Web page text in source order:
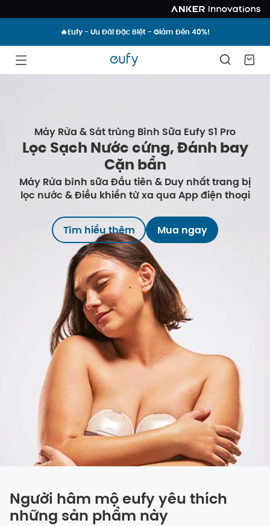
🔥Eufy - Ưu Đãi Đặc Biệt - Giảm Đến 40%!
Máy Rửa & Sát trùng Bình Sữa Eufy S1 Pro
Lọc Sạch Nước cứng, Đánh bay
Cặn bẩn
Máy Rửa bình sữa Đầu tiên & Duy nhất trang bị
lọc nước & Điều khiển từ xa qua App điện thoại
Tìm hiểu thêm Mua ngay
Người hâm mộ eufy yêu thích
những sản phẩm này